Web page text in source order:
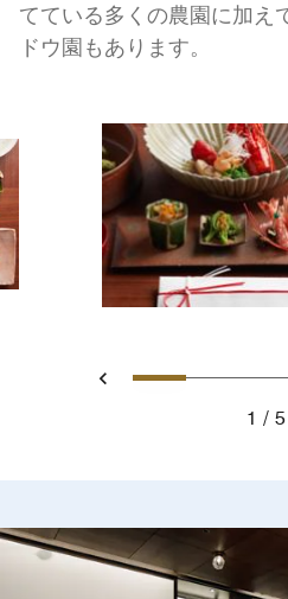
てている多くの農園に加え
ドウ園もあります。
戻るスライド
スラ
1
5